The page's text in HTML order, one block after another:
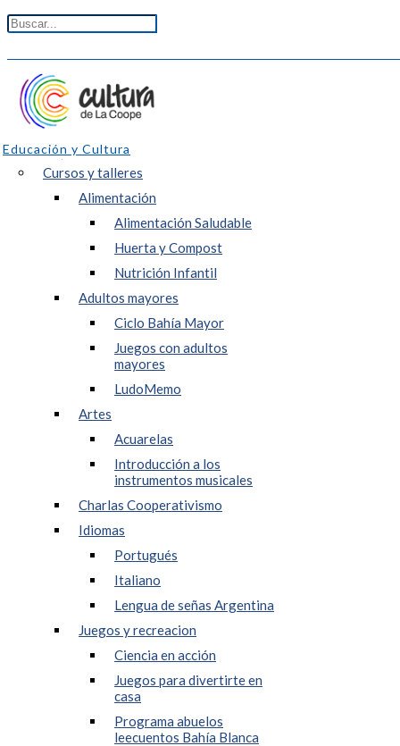
Educación y Cultura
Cursos y talleres
Alimentación
Alimentación Saludable
Huerta y Compost
Nutrición Infantil
Adultos mayores
Ciclo Bahía Mayor
Juegos con adultos
mayores
LudoMemo
Artes
Acuarelas
Introducción a los
instrumentos musicales
Charlas Cooperativismo
Idiomas
Portugués
Italiano
Lengua de señas Argentina
Juegos y recreacion
Ciencia en acción
Juegos para divertirte en
casa
Programa abuelos
leecuentos Bahía Blanca